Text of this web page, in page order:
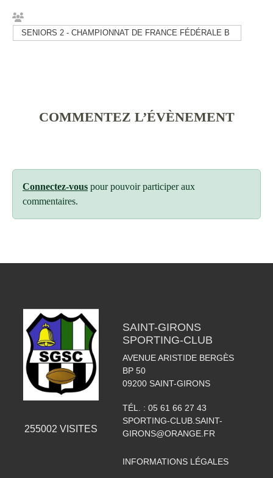
SENIORS 2 - CHAMPIONNAT DE FRANCE FÉDÉRALE B
COMMENTEZ L’ÉVÈNEMENT
Connectez-vous pour pouvoir participer aux
commentaires.
255002 VISITES
SAINT-GIRONS
SPORTING-CLUB
AVENUE ARISTIDE BERGÈS
BP 50
09200 SAINT-GIRONS
TÉL. : 05 61 66 27 43
SPORTING-CLUB.SAINT-
GIRONS@ORANGE.FR
INFORMATIONS LÉGALES